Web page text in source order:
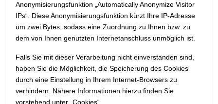
Anonymisierungsfunktion „Automatically Anonymize Visitor
IPs“. Diese Anonymisierungsfunktion kürzt Ihre IP-Adresse
um zwei Bytes, sodass eine Zuordnung zu Ihnen bzw. zu
dem von Ihnen genutzten Internetanschluss unmöglich ist.
Falls Sie mit dieser Verarbeitung nicht einverstanden sind,
haben Sie die Möglichkeit, die Speicherung des Cookies
durch eine Einstellung in Ihrem Internet-Browsers zu
verhindern. Nähere Informationen hierzu finden Sie
vorstehend unter „Cookies“.